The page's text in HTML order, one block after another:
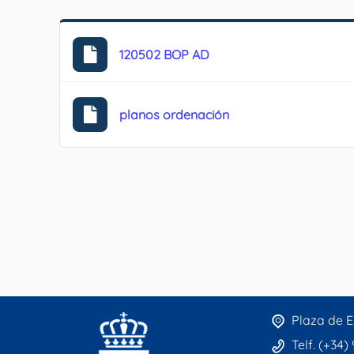
120502 BOP AD
planos ordenación
Plaza de
Telf. (+34)